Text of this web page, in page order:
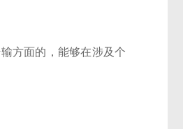
方面的，能够在涉及个